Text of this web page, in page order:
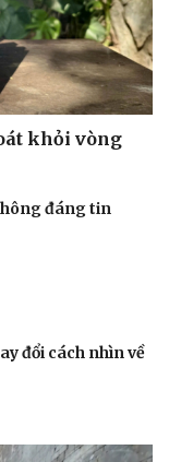
khỏi vòng
đáng tin
đổi cách nhìn về